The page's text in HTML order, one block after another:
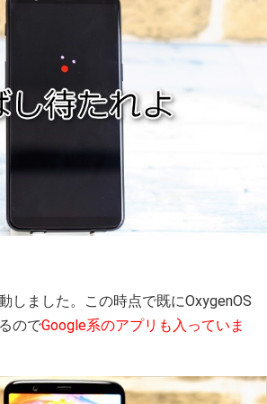
しました。この時点で既にOxygenOS
のでGoogle系のアプリも入っていま